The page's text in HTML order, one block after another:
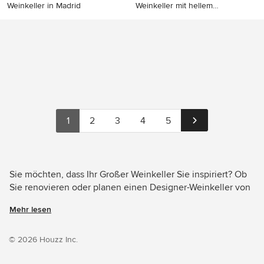
Weinkeller in Madrid
Weinkeller mit hellem
1 2 3 4 5
Sie möchten, dass Ihr Großer Weinkeller Sie inspiriert? Ob
Sie renovieren oder planen einen Designer-Weinkeller von
besten Designer, Inneneinrichter und Architekten dieses
Paris & Luberon und Dragon Cellars. Sehen Sie sich Fotos
Mehr lesen
© 2026 Houzz Inc.